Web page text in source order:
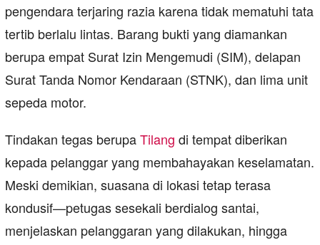
pengendara terjaring razia karena tidak mematuhi tata
tertib berlalu lintas. Barang bukti yang diamankan
berupa empat Surat Izin Mengemudi (SIM), delapan
Surat Tanda Nomor Kendaraan (STNK), dan lima unit
sepeda motor.
Tindakan tegas berupaTilang di tempat diberikan
kepada pelanggar yang membahayakan keselamatan.
Meski demikian, suasana di lokasi tetap terasa
kondusif—petugas sesekali berdialog santai,
menjelaskan pelanggaran yang dilakukan, hingga